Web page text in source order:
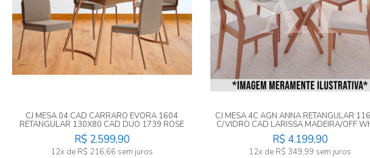
CJ MESA 04 CAD CARRARO EVORA 1604
RETANGULAR 130X80 CAD DUO 1739 ROSE
COBRE
R$ 2.599,90
12x de R$ 216,66 sem juros
CJ MESA 4C AGN ANNA RETANGULAR
C/VIDRO CAD LARISSA MADEIRA/OFF
R$ 4.199,90
12x de R$ 349,99 sem juros